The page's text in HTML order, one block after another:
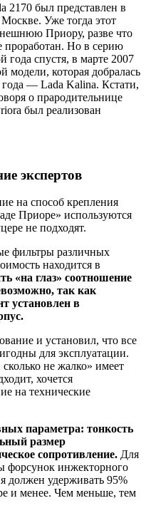
2170 был представлен в
Москве. Уже тогда этот
Приору, разве что
проработан. Но в серию
спустя, в марте 2007
модели, которая добралась
— Lada Kalina. Кстати,
о прародительнице
был реализован
экспертов
на способ крепления
Приоре» используются
не подходят.
фильтры различных
находится в
«на глаз» соотношение
так как
установлен в
и установил, что все
для эксплуатации.
не жалко» имеет
хочется
на технические
параметра: тонкость
размер
сопротивление. Для
форсунок инжекторного
должен удерживать 95%
и менее. Чем меньше, тем